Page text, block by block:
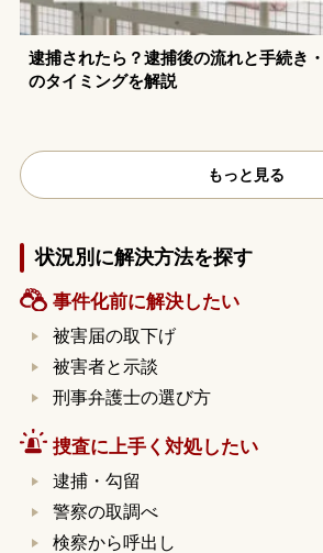
逮捕されたら？逮捕後の流れと手続き
のタイミングを解説
もっと見る
状況別に解決方法を探す
事件化前に解決したい
被害届の取下げ
被害者と示談
刑事弁護士の選び方
捜査に上手く対処したい
逮捕・勾留
警察の取調べ
検察から呼出し